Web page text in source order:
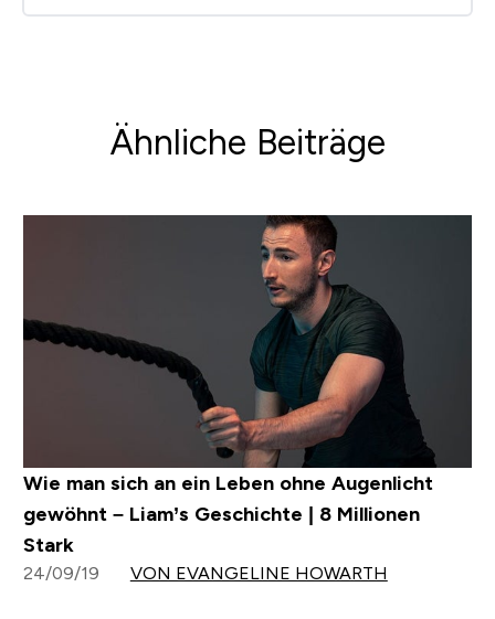
Ähnliche Beiträge
Wie man sich an ein Leben ohne Augenlicht
gewöhnt – Liam’s Geschichte | 8 Millionen
Stark
24/09/19 VON EVANGELINE HOWARTH